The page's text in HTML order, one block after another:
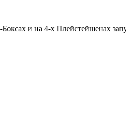
и на 4-х Плейстейшенах